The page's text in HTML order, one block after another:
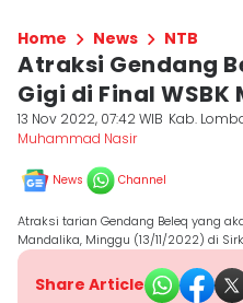
Home News NTB
Atraksi Gendang
Gigi di Final
13 Nov 2022, 07:42 WIB Kab.
Muhammad Nasir
News Channel
Atraksi tarian Gendang Beleq yang
Mandalika, Minggu (13/11/2022) di
Share Article